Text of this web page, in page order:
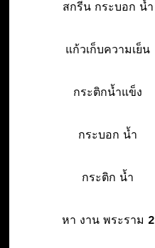
สกรีน กระบอก น้ำ
แก้วเก็บความเย็น
กระติกน้ำแข็ง
กระบอก น้ำ
กระติก น้ำ
หา งาน พระราม 2